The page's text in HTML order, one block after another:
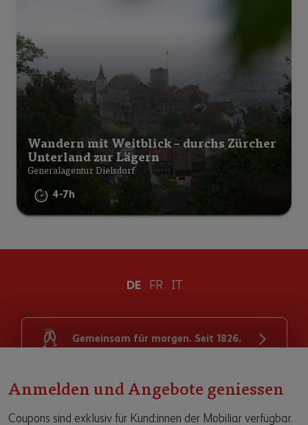
Anmelden und Angebote geniessen
Coupons sind exklusiv für Kund:innen der Mobiliar verfügbar.
Wandern mit Weitblick – durchs Zürcher
Unterland zur Lägern
Generalagentur Dielsdorf
4-7h
DE FR IT
Gemeinsam für morgen. Seit 1826.
© die Mobiliar 2026 Datenschutz
Impressum
Rechtliche Hinweise
VDP Cookies